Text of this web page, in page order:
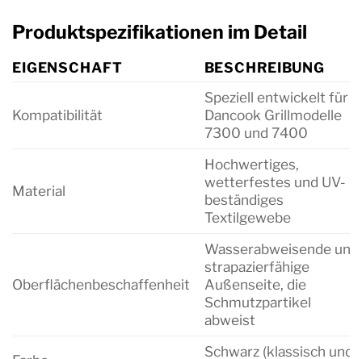
Produktspezifikationen im Detail
EIGENSCHAFT BESCHREIBUNG
Kompatibilität
Speziell entwickelt für
Dancook Grillmodelle
7300 und 7400
Material
Hochwertiges,
wetterfestes und UV-
beständiges
Textilgewebe
Oberflächenbeschaffenheit
Wasserabweisende und
strapazierfähige
Außenseite, die
Schmutzpartikel
abweist
Schwarz (klassisch und